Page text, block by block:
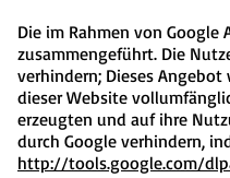
Die im Rahmen von
zusammengeführt. Die
verhindern; Dieses
dieser Website
erzeugten und auf ihre
durch Google verhindern,
http://tools.google.com/